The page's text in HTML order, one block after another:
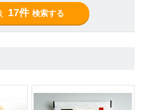
17件 検索する